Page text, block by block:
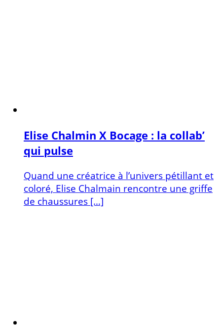
Elise Chalmin X Bocage : la collab’
qui pulse
Quand une créatrice à l’univers pétillant et
coloré, Elise Chalmain rencontre une griffe
de chaussures […]